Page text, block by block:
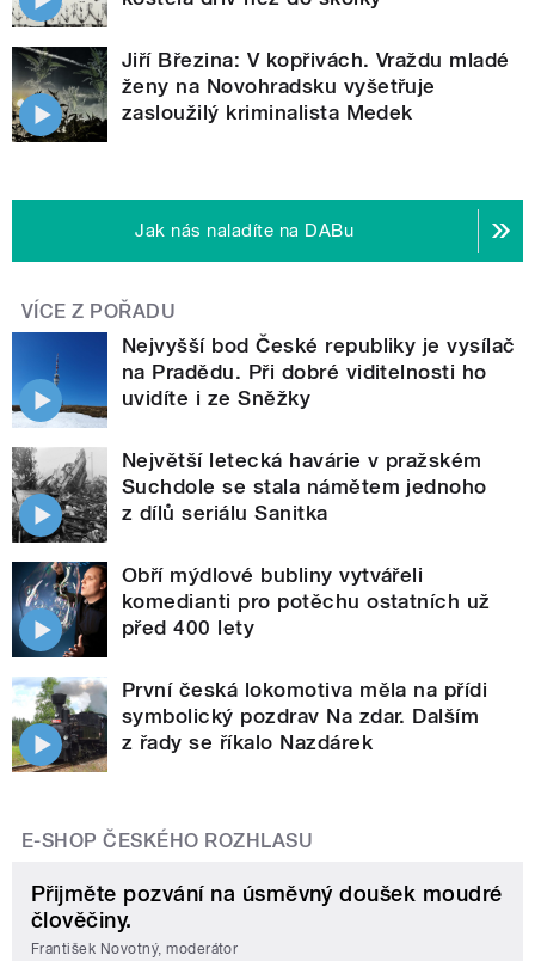
Jiří Březina: V kopřivách. Vraždu mladé
ženy na Novohradsku vyšetřuje
zasloužilý kriminalista Medek
Jak nás naladíte na DABu
VÍCE Z POŘADU
Nejvyšší bod České republiky je vysílač
na Pradědu. Při dobré viditelnosti ho
uvidíte i ze Sněžky
Největší letecká havárie v pražském
Suchdole se stala námětem jednoho
z dílů seriálu Sanitka
Obří mýdlové bubliny vytvářeli
komedianti pro potěchu ostatních už
před 400 lety
První česká lokomotiva měla na přídi
symbolický pozdrav Na zdar. Dalším
z řady se říkalo Nazdárek
E-SHOP ČESKÉHO ROZHLASU
Přijměte pozvání na úsměvný doušek moudré
člověčiny.
František Novotný, moderátor